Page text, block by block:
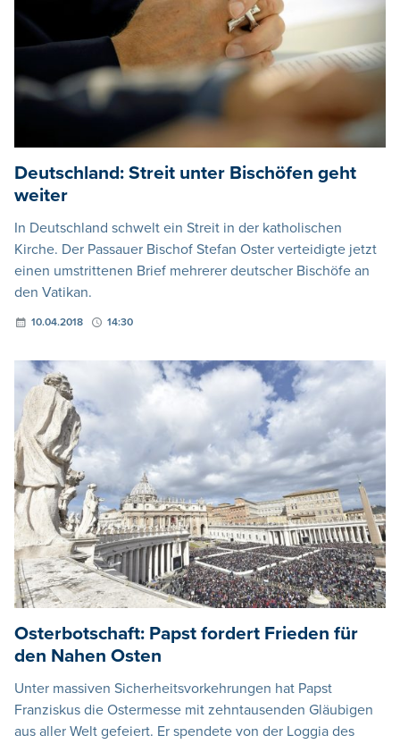
Deutschland: Streit unter Bischöfen geht
weiter
In Deutschland schwelt ein Streit in der katholischen
Kirche. Der Passauer Bischof Stefan Oster verteidigte jetzt
einen umstrittenen Brief mehrerer deutscher Bischöfe an
den Vatikan.
10.04.2018 14:30
Osterbotschaft: Papst fordert Frieden für
den Nahen Osten
Unter massiven Sicherheitsvorkehrungen hat Papst
Franziskus die Ostermesse mit zehntausenden Gläubigen
aus aller Welt gefeiert. Er spendete von der Loggia des